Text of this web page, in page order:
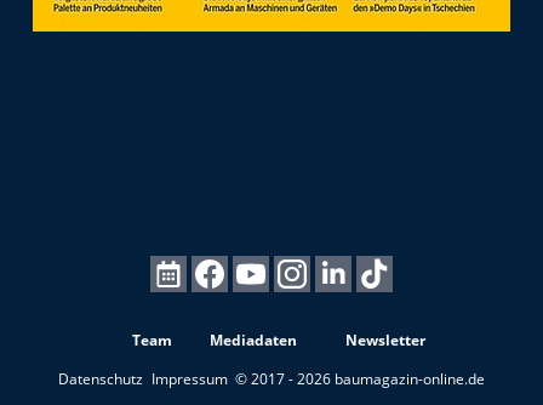
Team Mediadaten
Newsletter
Datenschutz Impressum © 2017 - 2026 baumagazin-online.de